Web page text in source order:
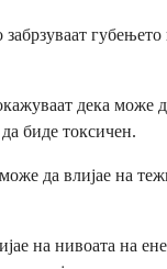
дека може
биде токсичен.
да влијае на
на нивоата на